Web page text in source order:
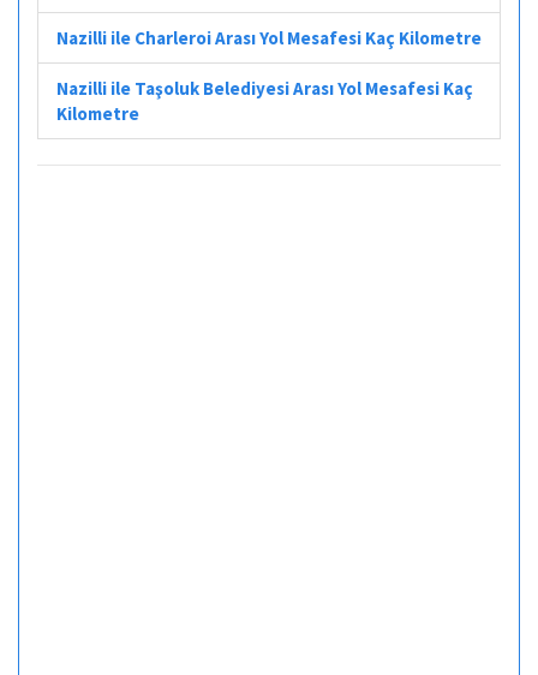
Nazilli ile Charleroi Arası Yol Mesafesi Kaç Kilometre
Nazilli ile Taşoluk Belediyesi Arası Yol Mesafesi Kaç
Kilometre